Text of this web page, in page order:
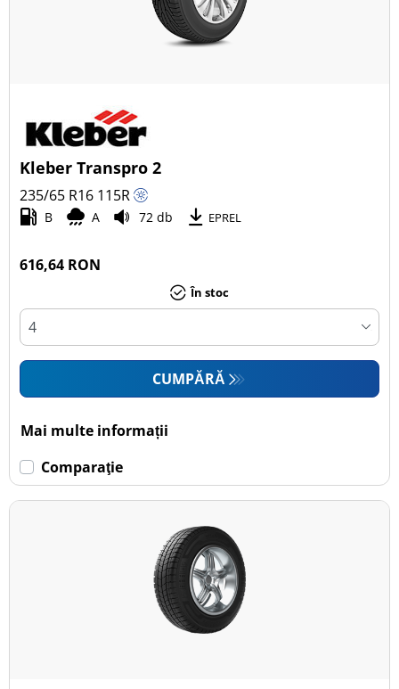
Kleber Transpro 2
235/65 R16 115R
B A 72 db EPREL
616,64 RON
În stoc
CUMPĂRĂ
Mai multe informații
Comparaţie